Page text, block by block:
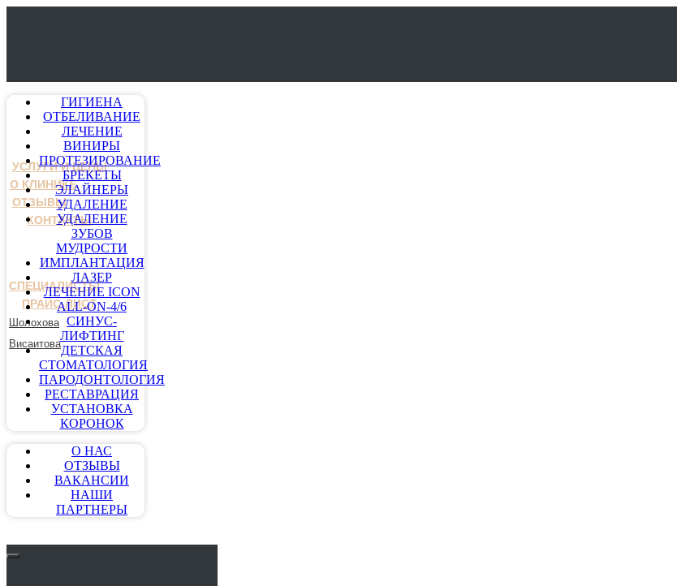
УСЛУГИ И ЦЕНЫ
О КЛИНИКЕ
ОТЗЫВЫ
КОНТАКТЫ
СПЕЦИАЛИСТЫ
ПРАЙС-ЛИСТ
Шолохова
Висаитова
ГИГИЕНА
ОТБЕЛИВАНИЕ
ЛЕЧЕНИЕ
ВИНИРЫ
ПРОТЕЗИРОВАНИЕ
БРЕКЕТЫ
ЭЛАЙНЕРЫ
УДАЛЕНИЕ
УДАЛЕНИЕ
ЗУБОВ
МУДРОСТИ
ИМПЛАНТАЦИЯ
ЛАЗЕР
ЛЕЧЕНИЕ ICON
ALL-ON-4/6
СИНУС-
ЛИФТИНГ
ДЕТСКАЯ
СТОМАТОЛОГИЯ
ПАРОДОНТОЛОГИЯ
РЕСТАВРАЦИЯ
УСТАНОВКА
КОРОНОК
О НАС
ОТЗЫВЫ
ВАКАНСИИ
НАШИ
ПАРТНЕРЫ